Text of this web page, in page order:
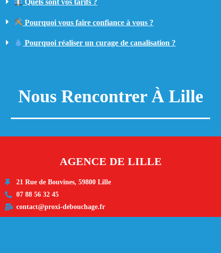
Quels sont vos tarifs ?
Pourquoi vous faire confiance à vous ?
Pourquoi réaliser un curage de canalisation ?
Nous Rencontrer À Lille
AGENCE DE LILLE
21 Rue de Bouvines, 59800 Lille
07 88 56 32 45
contact@proxi-debouchage.fr